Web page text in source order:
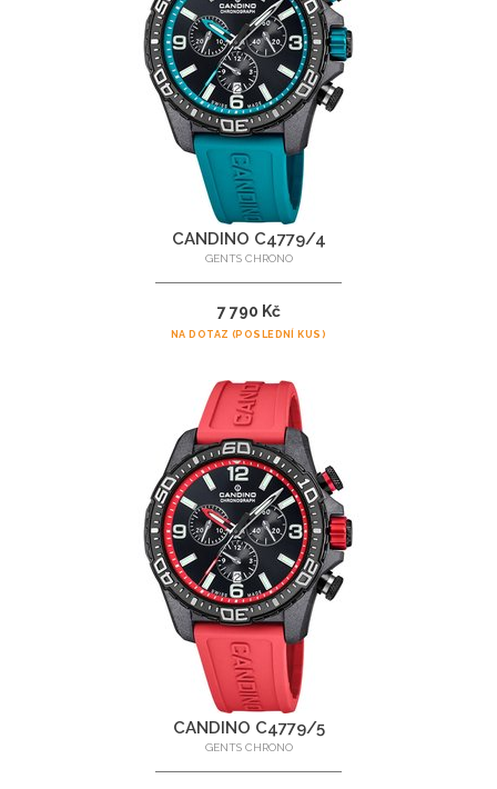
CANDINO C4779/4
GENTS CHRONO
7 790 Kč
NA DOTAZ (POSLEDNÍ KUS)
CANDINO C4779/5
GENTS CHRONO